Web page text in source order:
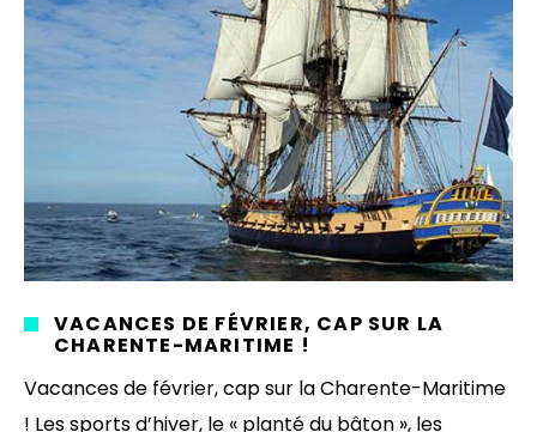
VACANCES DE FÉVRIER, CAP SUR LA
CHARENTE-MARITIME !
Vacances de février, cap sur la Charente-Maritime
! Les sports d’hiver, le « planté du bâton », les